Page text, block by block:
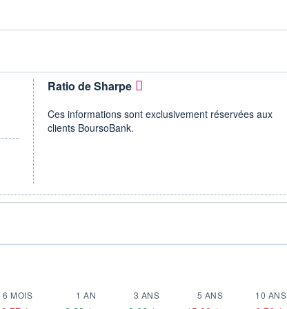
Ratio de Sharpe
Ces informations sont exclusivement réservées aux
clients BoursoBank.
6 MOIS 1 AN 3 ANS 5 ANS 10 ANS